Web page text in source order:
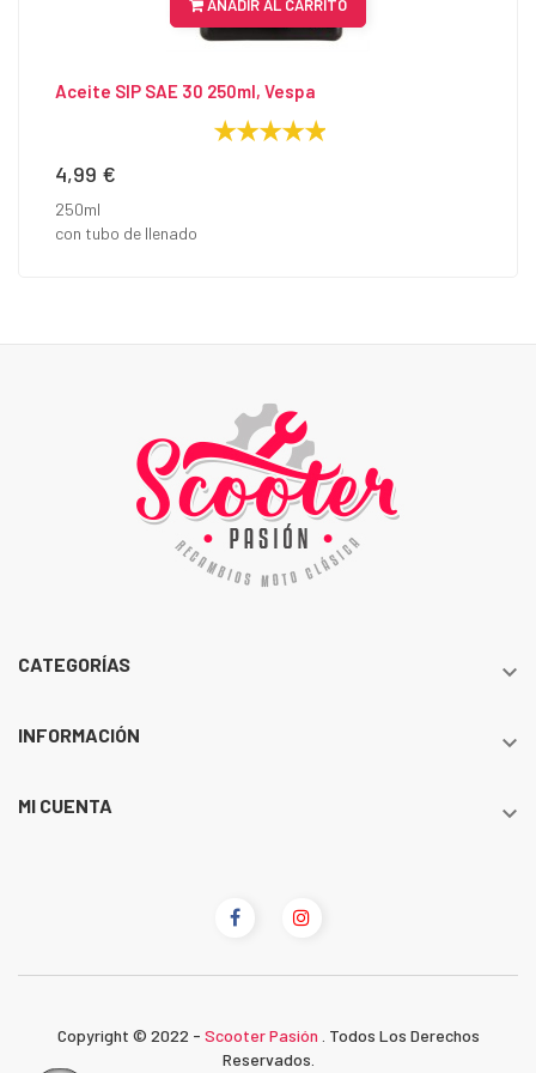
AÑADIR AL CARRITO
Aceite SIP SAE 30 250ml, Vespa
Precio
4,99 €
250ml
con tubo de llenado
CATEGORÍAS 
INFORMACIÓN 
MI CUENTA 
Copyright © 2022 - Scooter Pasión
. Todos Los Derechos
Reservados.